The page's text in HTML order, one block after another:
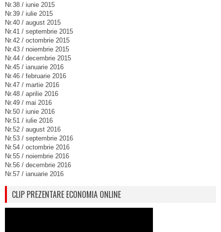
Nr.38 / iunie 2015
Nr.39 / iulie 2015
Nr.40 / august 2015
Nr.41 / septembrie 2015
Nr.42 / octombrie 2015
Nr.43 / noiembrie 2015
Nr.44 / decembrie 2015
Nr.45 / ianuarie 2016
Nr.46 / februarie 2016
Nr.47 / martie 2016
Nr.48 / aprilie 2016
Nr.49 / mai 2016
Nr.50 / iunie 2016
Nr.51 / iulie 2016
Nr.52 / august 2016
Nr.53 / septembrie 2016
Nr.54 / octombrie 2016
Nr.55 / noiembrie 2016
Nr.56 / decembrie 2016
Nr.57 / ianuarie 2016
CLIP PREZENTARE ECONOMIA ONLINE